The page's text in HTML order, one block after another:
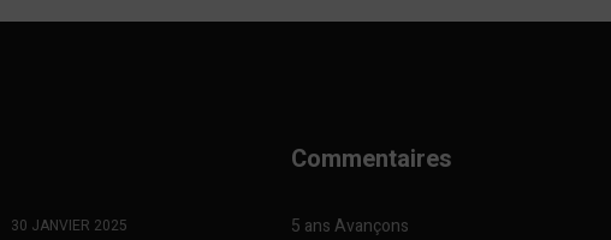
30 JANVIER 2025
Commentaires
5 ans Avançons